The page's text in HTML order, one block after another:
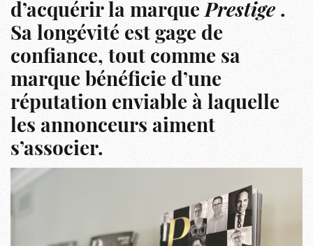
d’acquérir la marquePrestige.
Sa longévité est gage de
confiance, tout comme sa
marque bénéficie d’une
réputation enviable à laquelle
les annonceurs aiment
s’associer.